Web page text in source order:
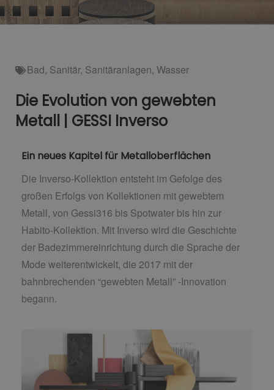
Bad, Sanitär, Sanitäranlagen, Wasser
Die Evolution von gewebten
Metall | GESSI Inverso
Ein neues Kapitel für Metalloberflächen
Die Inverso-Kollektion entsteht im Gefolge des
großen Erfolgs von Kollektionen mit gewebtem
Metall, von Gessi316 bis Spotwater bis hin zur
Habito-Kollektion. Mit Inverso wird die Geschichte
der Badezimmereinrichtung durch die Sprache der
Mode weiterentwickelt, die 2017 mit der
bahnbrechenden “gewebten Metall” -Innovation
begann.